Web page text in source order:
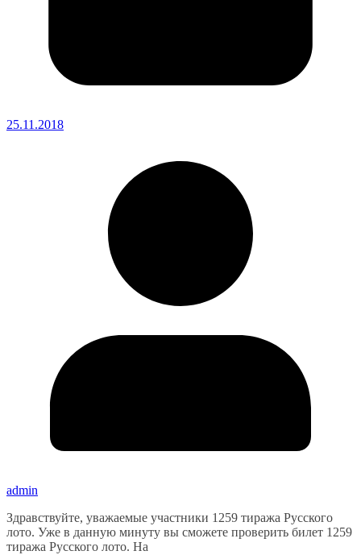
25.11.2018
admin
Здравствуйте, уважаемые участники 1259 тиража Русского
лото. Уже в данную минуту вы сможете проверить билет 1259
тиража Русского лото. На